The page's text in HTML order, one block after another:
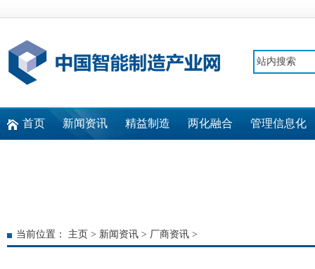
首页 新闻资讯 精益制造 两化融合 管理信息化
当前位置： 主页 > 新闻资讯 > 厂商资讯 >